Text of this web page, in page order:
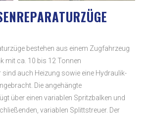
bestehen aus einem Zugfahrzeug
mit ca. 10 bis 12 Tonnen
sind auch Heizung sowie eine Hydraulik-
Die angehängte
über einen variablen Spritzbalken und
variablen Splittstreuer. Der